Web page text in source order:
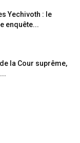
Yechivoth : le
enquête...
la Cour suprême,